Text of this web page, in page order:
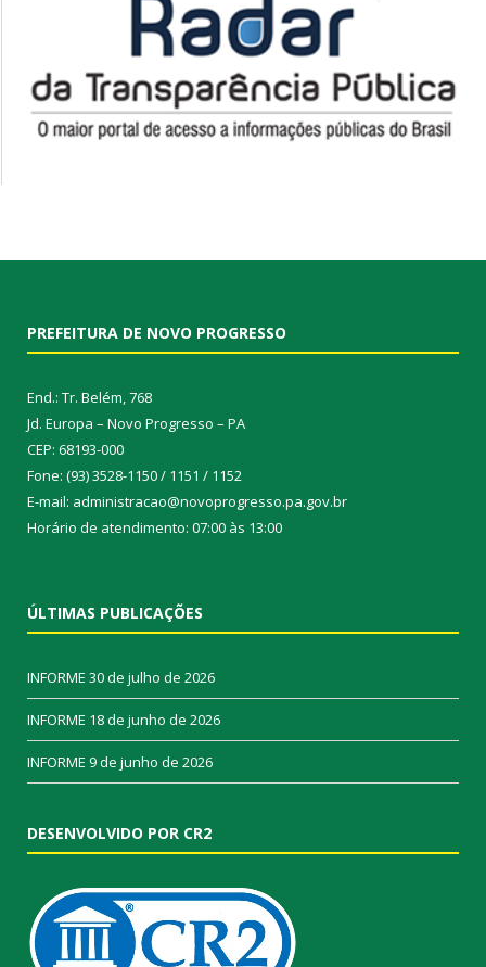
PREFEITURA DE NOVO PROGRESSO
End.: Tr. Belém, 768
Jd. Europa – Novo Progresso – PA
CEP: 68193-000
Fone: (93) 3528-1150 / 1151 / 1152
E-mail: administracao@novoprogresso.pa.gov.br
Horário de atendimento: 07:00 às 13:00
ÚLTIMAS PUBLICAÇÕES
INFORME 30 de julho de 2026
INFORME 18 de junho de 2026
INFORME 9 de junho de 2026
DESENVOLVIDO POR CR2